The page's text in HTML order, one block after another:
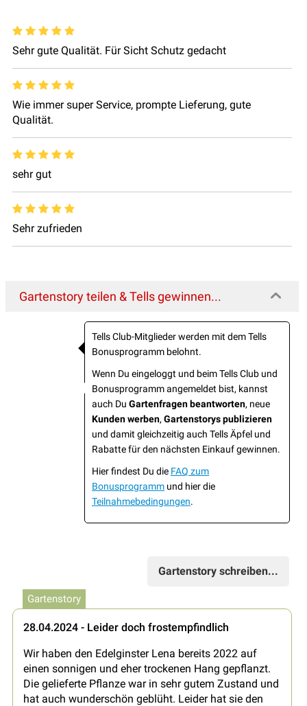
Sehr gute Qualität. Für Sicht Schutz gedacht
Wie immer super Service, prompte Lieferung, gute
Qualität.
sehr gut
Sehr zufrieden
Gartenstory teilen & Tells gewinnen...
Tells Club-Mitglieder werden mit dem Tells
Bonusprogramm belohnt.
Wenn Du eingeloggt und beim Tells Club und
Bonusprogramm angemeldet bist, kannst
auch Du Gartenfragen beantworten, neue
Kunden werben, Gartenstorys publizieren
und damit gleichzeitig auch Tells Äpfel und
Rabatte für den nächsten Einkauf gewinnen.
Hier findest Du die FAQ zum
Bonusprogramm und hier die
Teilnahmebedingungen.
Gartenstory schreiben...
Gartenstory
28.04.2024 - Leider doch frostempfindlich
Wir haben den Edelginster Lena bereits 2022 auf
einen sonnigen und eher trockenen Hang gepflanzt.
Die gelieferte Pflanze war in sehr gutem Zustand und
hat auch wunderschön geblüht. Leider hat sie den